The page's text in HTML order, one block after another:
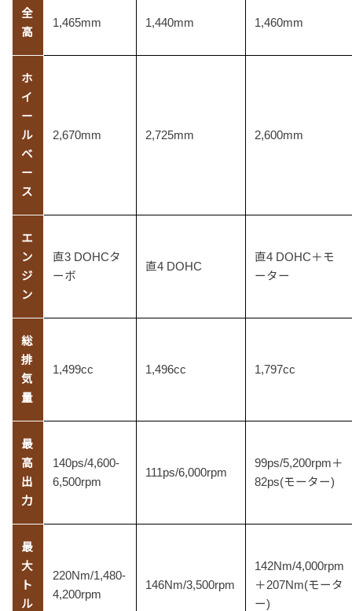
全
高
1,465mm 1,440mm 1,460mm
ホ
イ
ー
ル
ベ
ー
ス
2,670mm 2,725mm 2,600mm
エ
ン
ジ
ン
直3 DOHCタ
ーボ
直4 DOHC
直4 DOHC＋モ
ーター
総
排
気
量
1,499cc 1,496cc 1,797cc
最
高
出
力
140ps/4,600-
6,500rpm
111ps/6,000rpm
99ps/5,200rpm＋
82ps(モーター)
最
大
ト
ル
220Nm/1,480-
4,200rpm
146Nm/3,500rpm
142Nm/4,000rpm
＋207Nm(モータ
ー)